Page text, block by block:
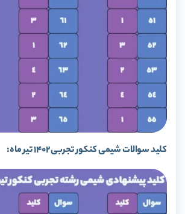
کلید سوالات شیمی کنکور تجربی 1402 تیر ماه: